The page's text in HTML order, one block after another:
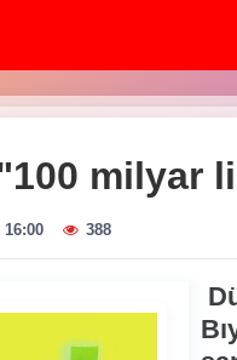
"100 milyar
16:00 388